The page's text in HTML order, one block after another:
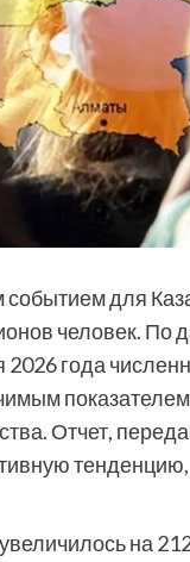
для
человек. По
года
Отчет,
на